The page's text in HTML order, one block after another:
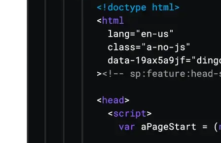
品动态、专属优惠及更多精彩内容！